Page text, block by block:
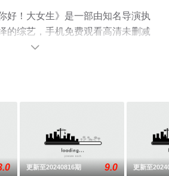
好！大女生》是一部由知名导演执
的综艺，手机免费观看高清未删减
堂电影网，更多相关信息可移步至

更新至20240816期 9.0 更新至